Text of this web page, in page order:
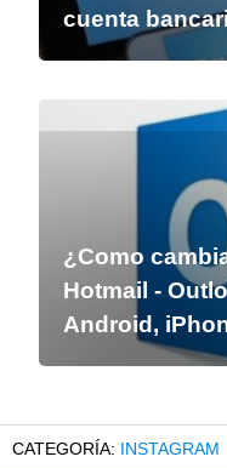
cuenta
¿Como
Hotmail -
Android,
INSTAGRAM